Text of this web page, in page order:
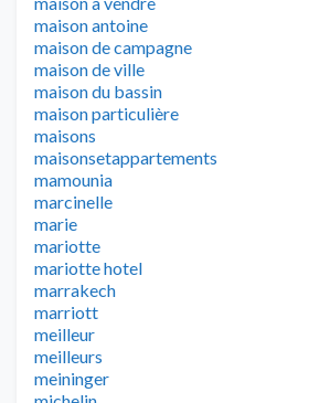
maison antoine
maison de campagne
maison de ville
maison du bassin
maison particulière
maisons
maisonsetappartements
mamounia
marcinelle
marie
mariotte
mariotte hotel
marrakech
marriott
meilleur
meilleurs
meininger